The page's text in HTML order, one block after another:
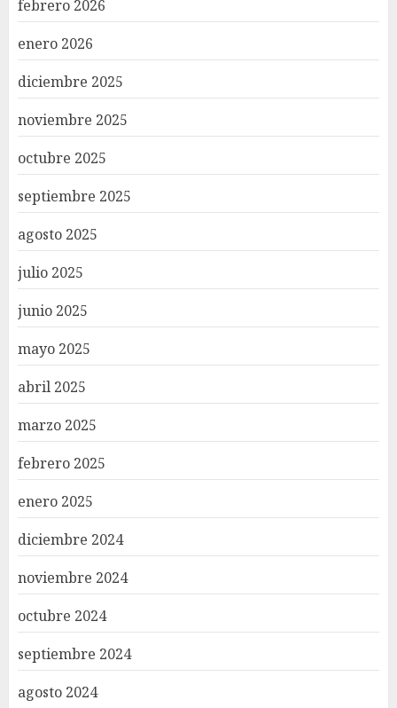
febrero 2026
enero 2026
diciembre 2025
noviembre 2025
octubre 2025
septiembre 2025
agosto 2025
julio 2025
junio 2025
mayo 2025
abril 2025
marzo 2025
febrero 2025
enero 2025
diciembre 2024
noviembre 2024
octubre 2024
septiembre 2024
agosto 2024